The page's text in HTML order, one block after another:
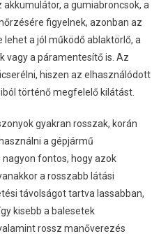
a gumiabroncsok, a
figyelnek, azonban az
a jól működő ablaktörlő, a
vagy a páramentesítő is. Az
hiszen az elhasználódott
történő megfelelő kilátást.
gyakran rosszak, korán
a gépjármű
fontos, hogy azok
a rosszabb látási
távolságot tartva lassabban,
kisebb a balesetek
rossz manőverezés